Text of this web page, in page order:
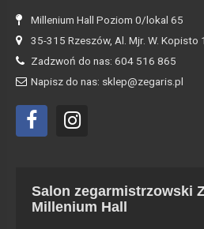
Millenium Hall Poziom 0/lokal 65
35-315 Rzeszów, Al. Mjr. W. Kopisto 1
Zadzwoń do nas: 604 516 865
Napisz do nas: sklep@zegaris.pl
Salon zegarmistrzowski
Millenium Hall